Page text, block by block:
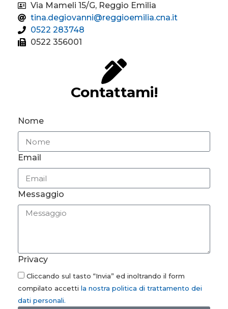
Via Mameli 15/G, Reggio Emilia
tina.degiovanni@reggioemilia.cna.it
0522 283748
0522 356001
Contattami!
Nome
Email
Messaggio
Privacy
Cliccando sul tasto “Invia” ed inoltrando il form
compilato accetti la nostra politica di trattamento dei
dati personali.